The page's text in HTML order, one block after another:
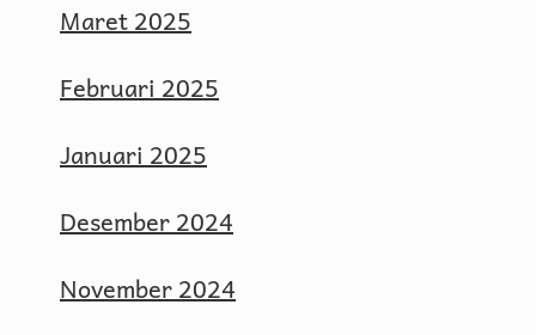
Maret 2025
Februari 2025
Januari 2025
Desember 2024
November 2024